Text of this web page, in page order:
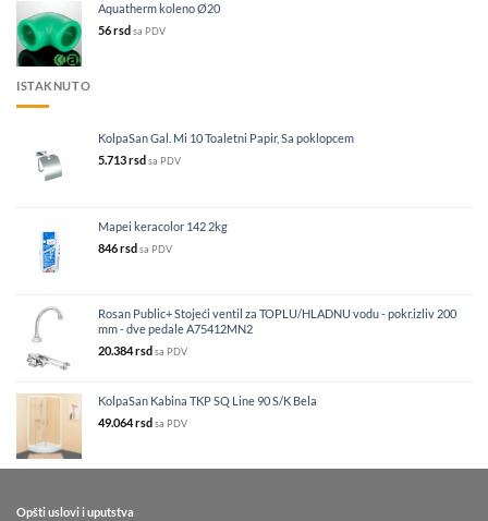
Aquatherm koleno Ø20
56rsd sa PDV
ISTAKNUTO
KolpaSan Gal. Mi 10 Toaletni Papir, Sa poklopcem
5.713rsd sa PDV
Mapei keracolor 142 2kg
846rsd sa PDV
Rosan Public+ Stojeći ventil za TOPLU/HLADNU vodu - pokr.izliv 200
mm - dve pedale A75412MN2
20.384rsd sa PDV
KolpaSan Kabina TKP SQ Line 90 S/K Bela
49.064rsd sa PDV
Opšti uslovi i uputstva